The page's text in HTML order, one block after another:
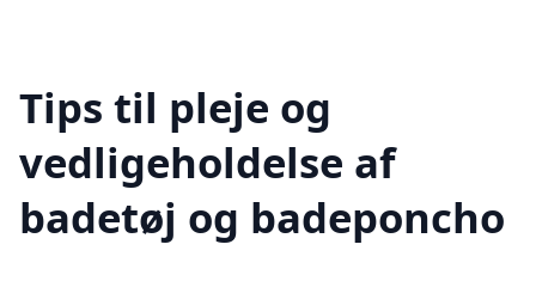
Tips til pleje og
vedligeholdelse af
badetøj og badeponcho